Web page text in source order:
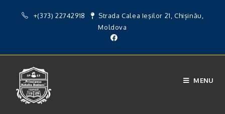
+(373) 22742918
Strada Calea Ieşilor 21, Chișinău,
Moldova
MENU